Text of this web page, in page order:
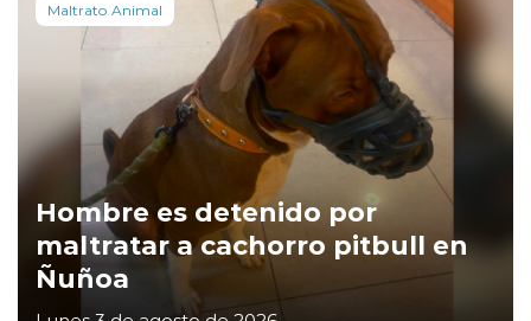
Maltrato Animal
Hombre es detenido por
maltratar a cachorro pitbull en
Ñuñoa